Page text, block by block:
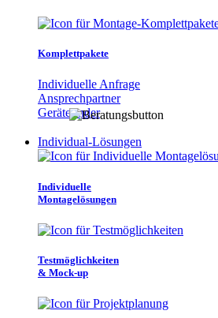
Komplettpakete
Individuelle Anfrage
Ansprechpartner
Gerätefinder
Individual-Lösungen
Individuelle
Montagelösungen
Testmöglichkeiten
& Mock-up